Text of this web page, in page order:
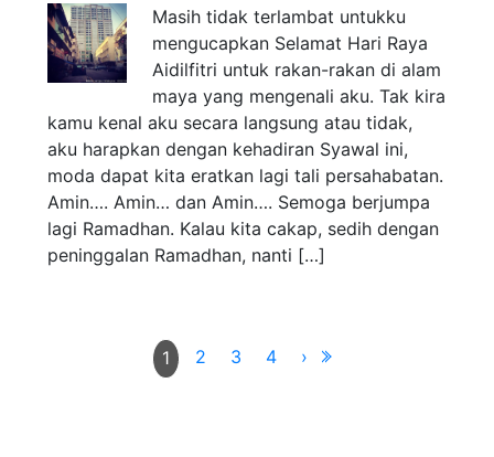
Masih tidak terlambat untukku
mengucapkan Selamat Hari Raya
Aidilfitri untuk rakan-rakan di alam
maya yang mengenali aku. Tak kira
kamu kenal aku secara langsung atau tidak,
aku harapkan dengan kehadiran Syawal ini,
moda dapat kita eratkan lagi tali persahabatan.
Amin…. Amin… dan Amin…. Semoga berjumpa
lagi Ramadhan. Kalau kita cakap, sedih dengan
peninggalan Ramadhan, nanti […]
1 2 3 4 ›